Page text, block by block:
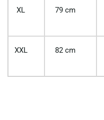
XL 79 cm
XXL 82 cm